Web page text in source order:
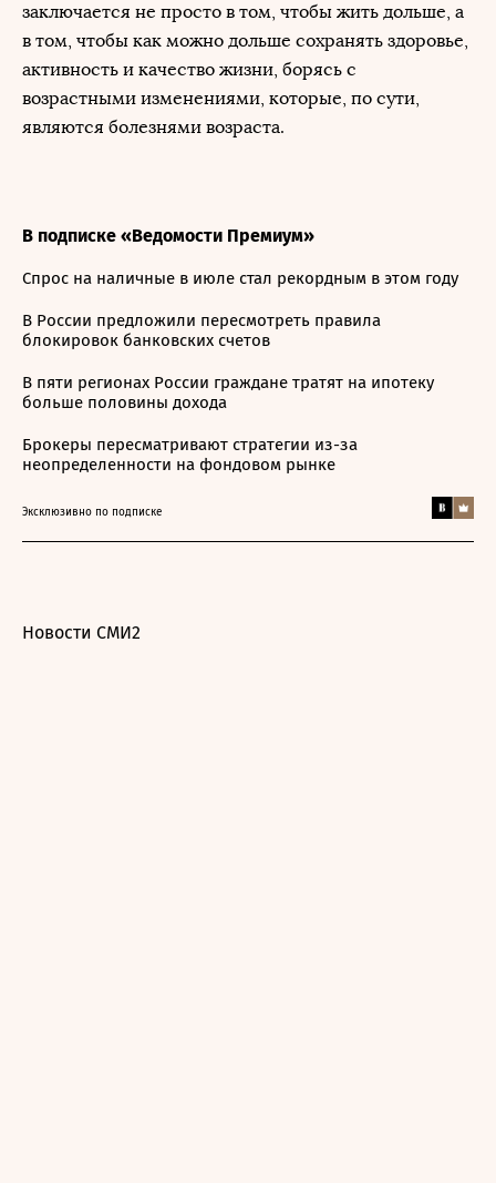
заключается не просто в том, чтобы жить дольше, а
в том, чтобы как можно дольше сохранять здоровье,
активность и качество жизни, борясь с
возрастными изменениями, которые, по сути,
являются болезнями возраста.
В подписке «Ведомости Премиум»
Спрос на наличные в июле стал рекордным в этом году
В России предложили пересмотреть правила
блокировок банковских счетов
В пяти регионах России граждане тратят на ипотеку
больше половины дохода
Брокеры пересматривают стратегии из-за
неопределенности на фондовом рынке
Эксклюзивно по подписке
Новости СМИ2